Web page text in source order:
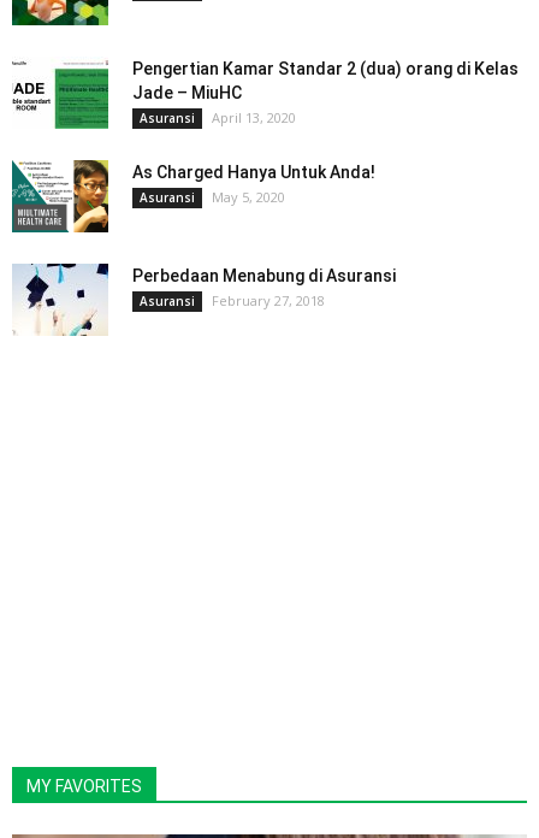
Pengertian Kamar Standar 2 (dua) orang di Kelas
Jade – MiuHC
Asuransi April 13, 2020
As Charged Hanya Untuk Anda!
Asuransi May 5, 2020
Perbedaan Menabung di Asuransi
Asuransi February 27, 2018
MY FAVORITES